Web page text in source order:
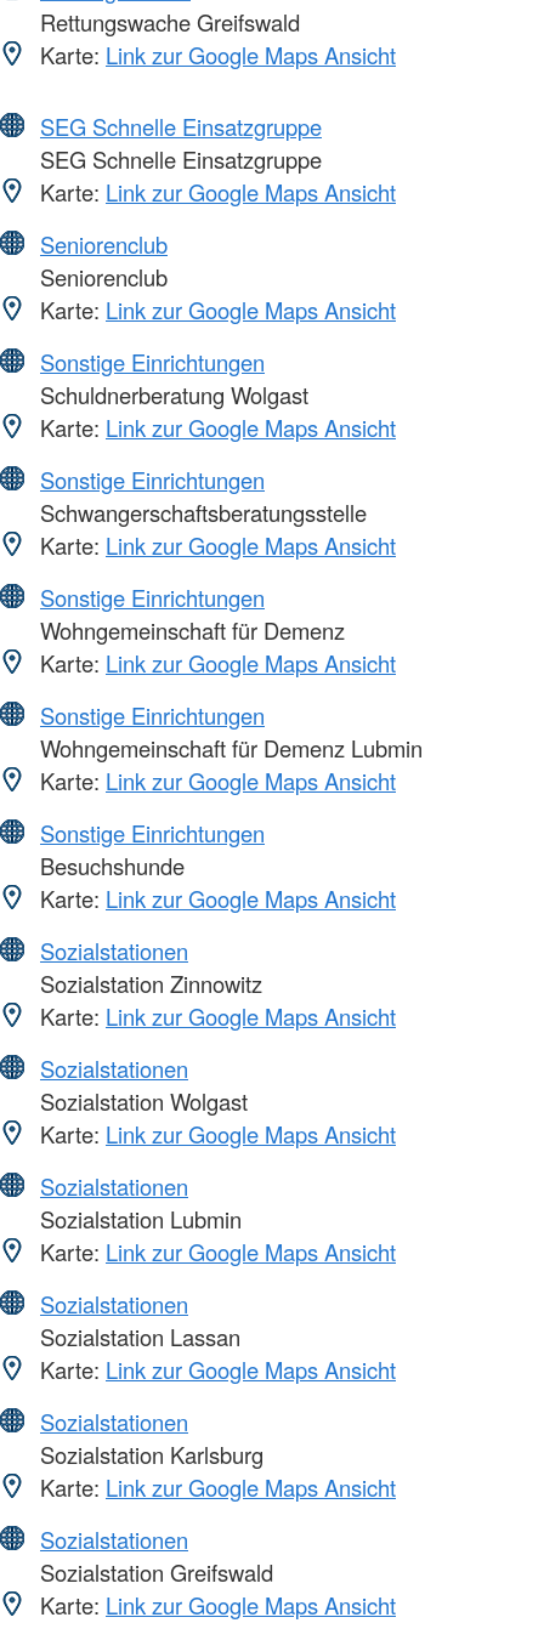
Rettungswache Greifswald
Karte: Link zur Google Maps Ansicht
SEG Schnelle Einsatzgruppe
SEG Schnelle Einsatzgruppe
Karte: Link zur Google Maps Ansicht
Seniorenclub
Seniorenclub
Karte: Link zur Google Maps Ansicht
Sonstige Einrichtungen
Schuldnerberatung Wolgast
Karte: Link zur Google Maps Ansicht
Sonstige Einrichtungen
Schwangerschaftsberatungsstelle
Karte: Link zur Google Maps Ansicht
Sonstige Einrichtungen
Wohngemeinschaft für Demenz
Karte: Link zur Google Maps Ansicht
Sonstige Einrichtungen
Wohngemeinschaft für Demenz Lubmin
Karte: Link zur Google Maps Ansicht
Sonstige Einrichtungen
Besuchshunde
Karte: Link zur Google Maps Ansicht
Sozialstationen
Sozialstation Zinnowitz
Karte: Link zur Google Maps Ansicht
Sozialstationen
Sozialstation Wolgast
Karte: Link zur Google Maps Ansicht
Sozialstationen
Sozialstation Lubmin
Karte: Link zur Google Maps Ansicht
Sozialstationen
Sozialstation Lassan
Karte: Link zur Google Maps Ansicht
Sozialstationen
Sozialstation Karlsburg
Karte: Link zur Google Maps Ansicht
Sozialstationen
Sozialstation Greifswald
Karte: Link zur Google Maps Ansicht